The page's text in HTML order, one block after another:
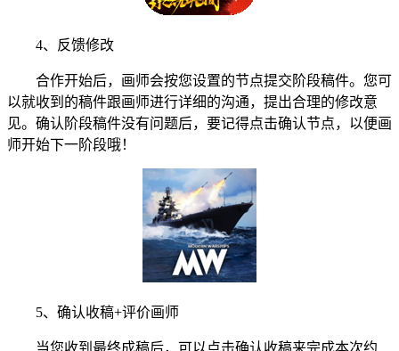
4、反馈修改
合作开始后，画师会按您设置的节点提交阶段稿件。您可
以就收到的稿件跟画师进行详细的沟通，提出合理的修改意
见。确认阶段稿件没有问题后，要记得点击确认节点，以便画
师开始下一阶段哦！
5、确认收稿+评价画师
当您收到最终成稿后，可以点击确认收稿来完成本次约